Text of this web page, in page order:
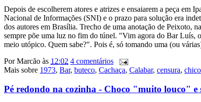
Depois de escolherem atores e atrizes e ensaiarem a peça em
Nacional de Informações (SNI) e o prazo para solução era
dos autores em Brasília. Trecho de uma anotação de Peixoto,
sempre põe uma luz no fim do túnel. "Vim agora do Bar Luís,
meio utópico. Quem sabe?". Pois é, só tomando uma (ou
PorMarcão às 12:02 4 comentários
Mais sobre 1973, Bar, buteco, Cachaça, Calabar, censura,
Pé redondo na cozinha - Choco "muito louco" e